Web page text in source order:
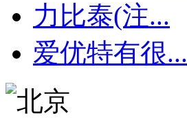
力比泰(注...
爱优特有很...